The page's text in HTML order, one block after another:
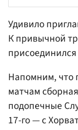
Удивило
К привычной
Напомним, что
матчам
подопечные
17-го — с